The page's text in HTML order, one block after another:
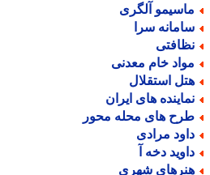
آلگری
سرا
خام معدنی
استقلال
های ایران
های محله محور
مرادی
دخه آ
شهری